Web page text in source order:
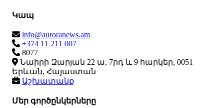
Կապ
info@auroranews.am
+374 11 211 007
8077
Նաիրի Զարյան 22 ա, 7րդ և 9 հարկեր, 0051
Երևան, Հայաստան
Աշխատանք
Մեր գործընկերները